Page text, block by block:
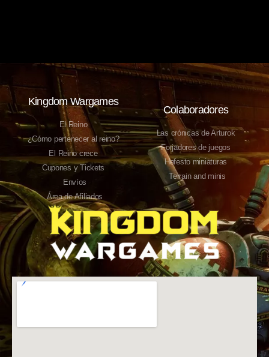
Kingdom Wargames
El Reino
¿Cómo pertenecer al reino?
El Reino crece
Cupones y Tickets
Envíos
Área de Afiliados
Colaboradores
Las crónicas de Arturok
Forjadores de juegos
Hefesto miniaturas
Terrain and minis